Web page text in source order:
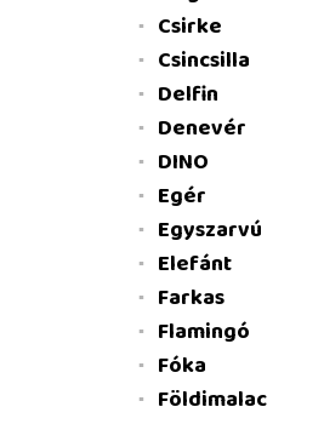
Csirke
Csincsilla
Delfin
Denevér
DINO
Egér
Egyszarvú
Elefánt
Farkas
Flamingó
Fóka
Földimalac